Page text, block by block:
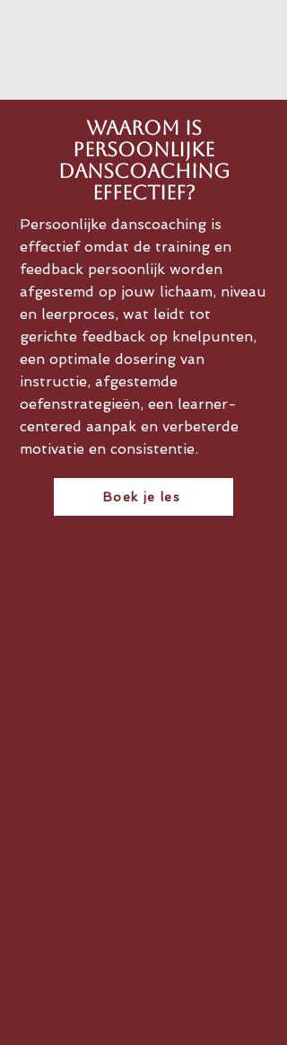
Waarom is
persoonlijke
danscoaching
effectief?
Persoonlijke danscoaching is
effectief omdat de training en
feedback persoonlijk worden
afgestemd op jouw lichaam, niveau
en leerproces, wat leidt tot
gerichte feedback op knelpunten,
een optimale dosering van
instructie, afgestemde
oefenstrategieën, een learner-
centered aanpak en verbeterde
motivatie en consistentie.
Boek je les